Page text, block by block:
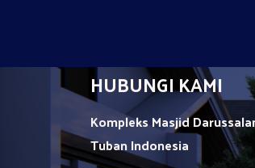
HUBUNGI KAMI
Kompleks Masjid
TubanIndonesia